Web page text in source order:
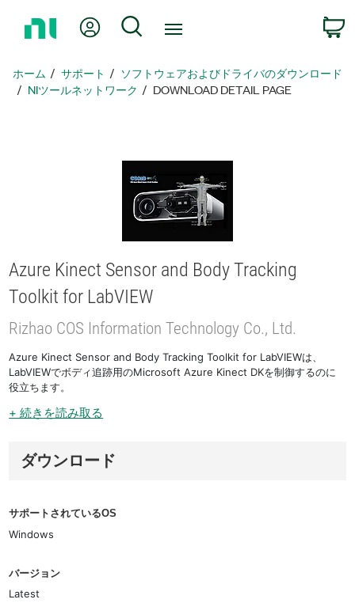
ペ
ー
Myアカウント
検索
ホーム サポート
ソフトウェアおよびドライバのダウンロード
NIツールネットワーク
DOWNLOAD DETAIL PAGE
Azure Kinect Sensor and Body Tracking
Toolkit for LabVIEW
Rizhao COS Information Technology Co., Ltd.
Azure Kinect Sensor and Body Tracking Toolkit for LabVIEWは、
LabVIEWでボディ追跡用のMicrosoft Azure Kinect DKを制御するのに
役立ちます。
+ 続きを読み取る
ダウンロード
サポートされているOS
Windows
バージョン
Latest